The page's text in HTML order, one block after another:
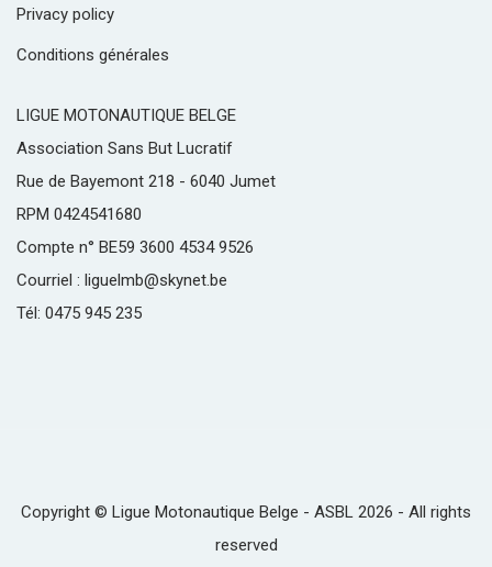
Privacy policy
Conditions générales
LIGUE MOTONAUTIQUE BELGE
Association Sans But Lucratif
Rue de Bayemont 218 - 6040 Jumet
RPM 0424541680
Compte n° BE59 3600 4534 9526
Courriel : liguelmb@skynet.be
Tél: 0475 945 235
Copyright © Ligue Motonautique Belge - ASBL 2026 - All rights
reserved